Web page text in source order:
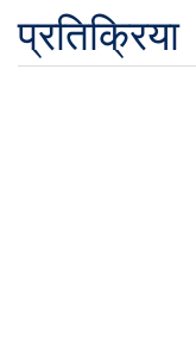
प्रतिक्रिया